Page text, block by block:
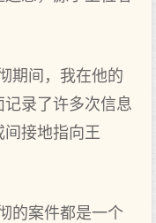
期间，我在他的
录了许多次信息
接地指向王
的案件都是一个